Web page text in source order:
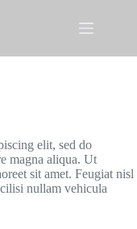
elit, sed do
magna aliqua. Ut
sit amet. Feugiat nisl
nullam vehicula